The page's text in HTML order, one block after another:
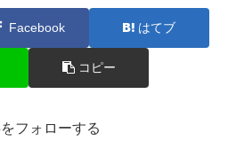
Facebook はてブ
コピー
フォローする